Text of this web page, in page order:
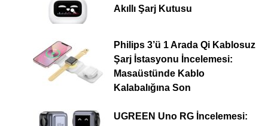
Akıllı Şarj Kutusu
Philips 3’ü 1 Arada Qi Kablosuz
Şarj İstasyonu İncelemesi:
Masaüstünde Kablo
Kalabalığına Son
UGREEN Uno RG İncelemesi: